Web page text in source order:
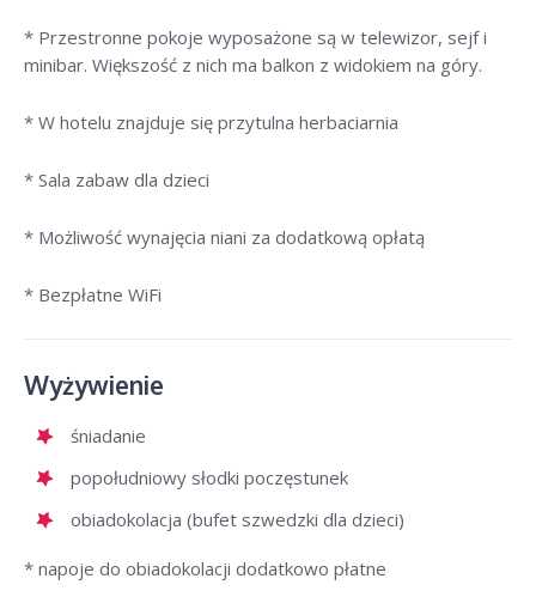
* Przestronne pokoje wyposażone są w telewizor, sejf i
minibar. Większość z nich ma balkon z widokiem na góry.
* W hotelu znajduje się przytulna herbaciarnia
* Sala zabaw dla dzieci
* Możliwość wynajęcia niani za dodatkową opłatą
* Bezpłatne WiFi
Wyżywienie
śniadanie
popołudniowy słodki poczęstunek
obiadokolacja (bufet szwedzki dla dzieci)
* napoje do obiadokolacji dodatkowo płatne